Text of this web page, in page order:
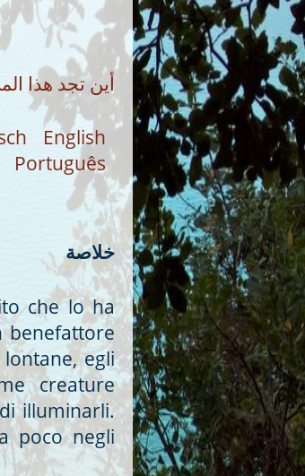
أين تجد هذا
English
Português
خلاصة
che lo ha
benefattore
egli
creature
illuminarli.
poco negli